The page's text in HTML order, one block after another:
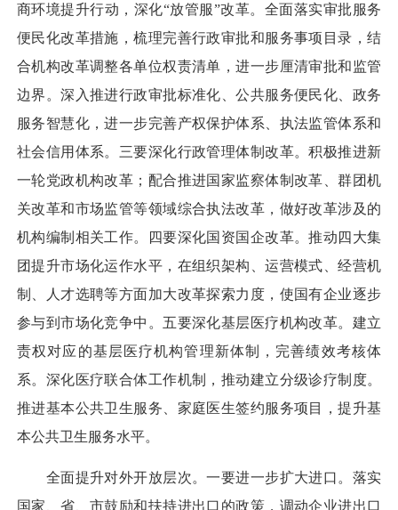
商环境提升行动，深化“放管服”改革。全面落实审批服务
便民化改革措施，梳理完善行政审批和服务事项目录，结
合机构改革调整各单位权责清单，进一步厘清审批和监管
边界。深入推进行政审批标准化、公共服务便民化、政务
服务智慧化，进一步完善产权保护体系、执法监管体系和
社会信用体系。三要深化行政管理体制改革。积极推进新
一轮党政机构改革；配合推进国家监察体制改革、群团机
关改革和市场监管等领域综合执法改革，做好改革涉及的
机构编制相关工作。四要深化国资国企改革。推动四大集
团提升市场化运作水平，在组织架构、运营模式、经营机
制、人才选聘等方面加大改革探索力度，使国有企业逐步
参与到市场化竞争中。五要深化基层医疗机构改革。建立
责权对应的基层医疗机构管理新体制，完善绩效考核体
系。深化医疗联合体工作机制，推动建立分级诊疗制度。
推进基本公共卫生服务、家庭医生签约服务项目，提升基
本公共卫生服务水平。
全面提升对外开放层次。一要进一步扩大进口。落实
国家、省、市鼓励和扶持进出口的政策，调动企业进出口